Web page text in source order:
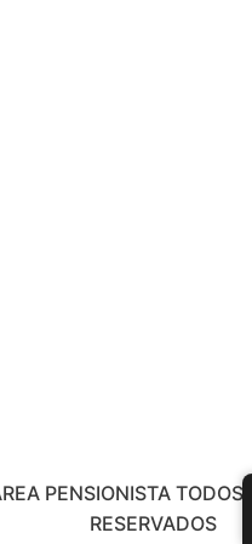
PENSIONISTA TODOS
RESERVADOS